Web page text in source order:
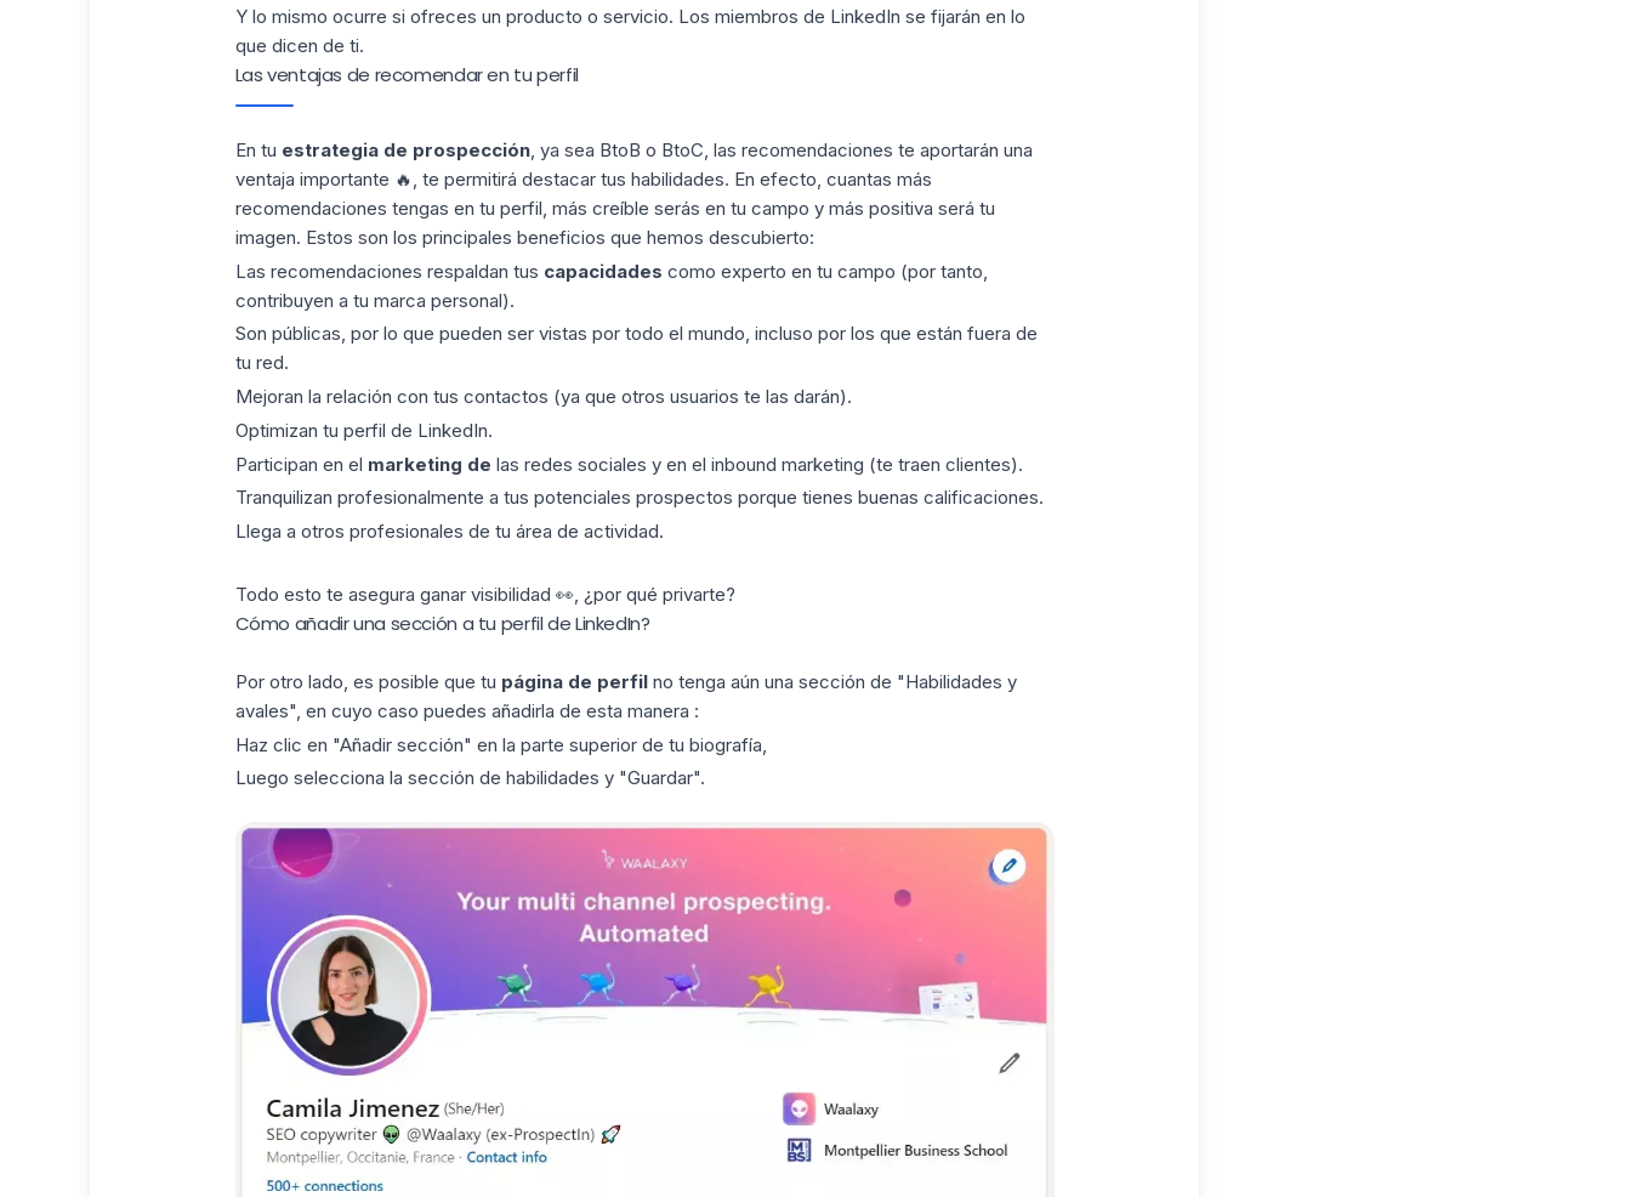
Y lo mismo ocurre si ofreces un producto o servicio. Los miembros de LinkedIn se fijarán en lo
que dicen de ti.
Las ventajas de recomendar en tu perfil
En tu estrategia de prospección, ya sea BtoB o BtoC, las recomendaciones te aportarán una
ventaja importante 🔥, te permitirá destacar tus habilidades. En efecto, cuantas más
recomendaciones tengas en tu perfil, más creíble serás en tu campo y más positiva será tu
imagen. Estos son los principales beneficios que hemos descubierto:
Las recomendaciones respaldan tus capacidades como experto en tu campo (por tanto,
contribuyen a tu marca personal).
Son públicas, por lo que pueden ser vistas por todo el mundo, incluso por los que están fuera de
tu red.
Mejoran la relación con tus contactos (ya que otros usuarios te las darán).
Optimizan tu perfil de LinkedIn.
Participan en el marketing de las redes sociales y en el inbound marketing (te traen clientes).
Tranquilizan profesionalmente a tus potenciales prospectos porque tienes buenas calificaciones.
Llega a otros profesionales de tu área de actividad.
Todo esto te asegura ganar visibilidad 👀, ¿por qué privarte?
Cómo añadir una sección a tu perfil de LinkedIn?
Por otro lado, es posible que tu página de perfilno tenga aún una sección de "Habilidades y
avales", en cuyo caso puedes añadirla de esta manera :
Haz clic en "Añadir sección" en la parte superior de tu biografía,
Luego selecciona la sección de habilidades y "Guardar".